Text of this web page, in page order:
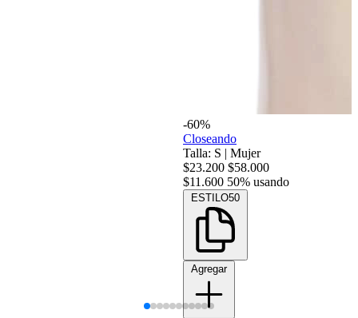
-60%
Closeando
Talla: S | Mujer
$23.200 $58.000
$11.600 50% usando
ESTILO50
Agregar